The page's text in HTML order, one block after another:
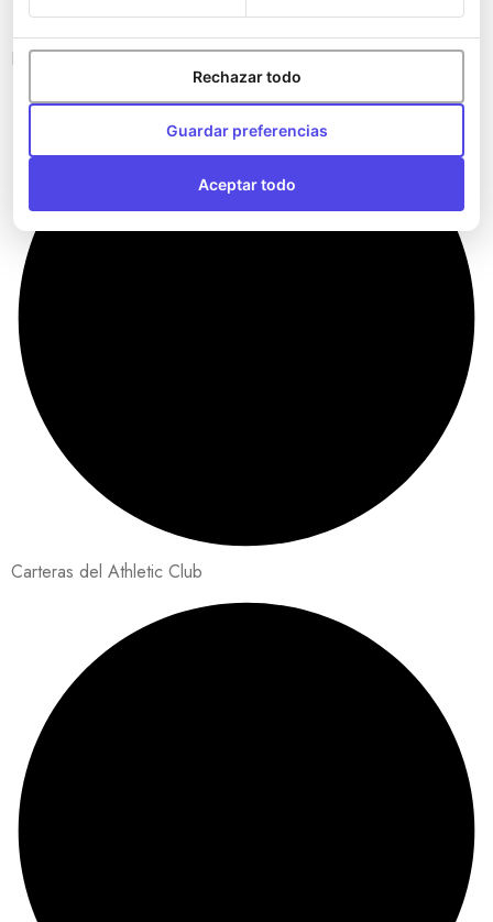
Bandoleras del Athletic Club
Carteras del Athletic Club
Rechazar todo
Guardar preferencias
Aceptar todo